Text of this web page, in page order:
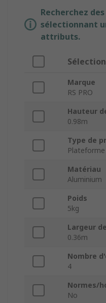
Recherchez
sélectionnant
attributs.
Marque
RS PRO
Hauteur
0.98m
Type de
Plateforme
Matériau
Aluminium
Poids
5kg
Largeur
0.36m
Nombre
4
Normes/
No